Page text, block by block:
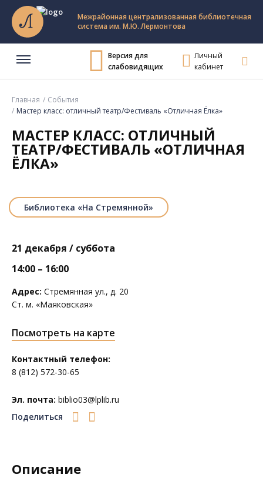
Межрайонная централизованная библиотечная
система им. М.Ю. Лермонтова
Версия для
слабовидящих
Личный
кабинет
Главная
События
Мастер класс: отличный театр/Фестиваль «Отличная Ёлка»
МАСТЕР КЛАСС: ОТЛИЧНЫЙ
ТЕАТР/ФЕСТИВАЛЬ «ОТЛИЧНАЯ
ЁЛКА»
Библиотека «На Стремянной»
21 декабря / суббота
14:00 – 16:00
Адрес: Стремянная ул., д. 20
Ст. м. «Маяковская»
Посмотреть на карте
Контактный телефон:
8 (812) 572-30-65
Эл. почта: biblio03@lplib.ru
Поделиться
Описание